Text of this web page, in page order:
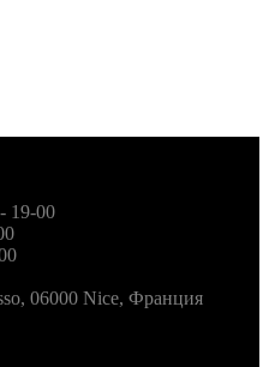
19-00
06000 Nice, Франция